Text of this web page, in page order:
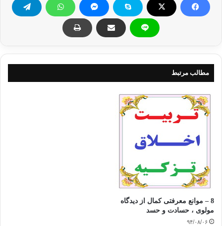
نيك انسان را مي خورد، همچنانكه آتش هيزم را مي خورد و مي سوزاند.
__________________
انتشارات: ايلاف/شيراز/1387چاپ اول
گفتگو جالب شيطان فرعون حسود حسادت
مطالب مرتبط
8 – موانع معرفتی کمال از دیدگاه
مولوی ، حسادت و حسد
۹۴/۰۸/۰۶